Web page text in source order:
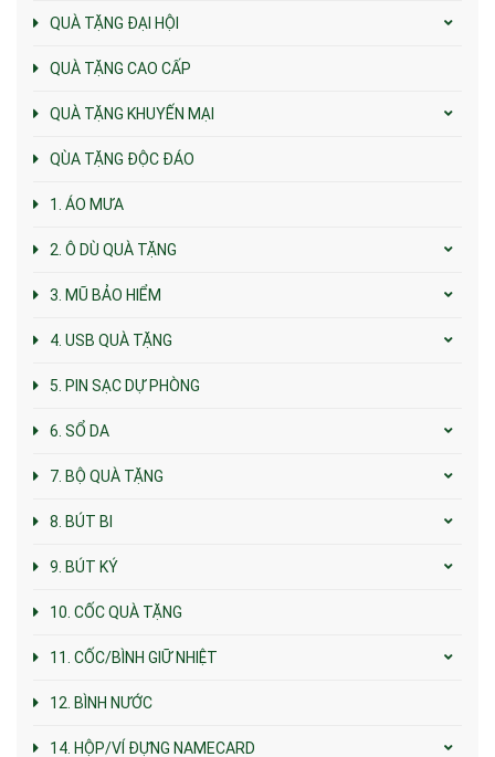
QUÀ TẶNG ĐẠI HỘI
QUÀ TẶNG CAO CẤP
QUÀ TẶNG KHUYẾN MẠI
QÙA TẶNG ĐỘC ĐÁO
1. ÁO MƯA
2. Ô DÙ QUÀ TẶNG
3. MŨ BẢO HIỂM
4. USB QUÀ TẶNG
5. PIN SẠC DỰ PHÒNG
6. SỔ DA
7. BỘ QUÀ TẶNG
8. BÚT BI
9. BÚT KÝ
10. CỐC QUÀ TẶNG
11. CỐC/BÌNH GIỮ NHIỆT
12. BÌNH NƯỚC
14. HỘP/VÍ ĐỰNG NAMECARD